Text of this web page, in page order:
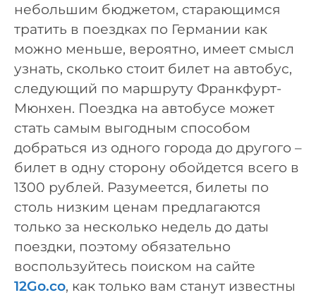
небольшим бюджетом, старающимся
тратить в поездках по Германии как
можно меньше, вероятно, имеет смысл
узнать, сколько стоит билет на автобус,
следующий по маршруту Франкфурт-
Мюнхен. Поездка на автобусе может
стать самым выгодным способом
добраться из одного города до другого –
билет в одну сторону обойдется всего в
1300 рублей. Разумеется, билеты по
столь низким ценам предлагаются
только за несколько недель до даты
поездки, поэтому обязательно
воспользуйтесь поиском на сайте
12Go.co, как только вам станут известны